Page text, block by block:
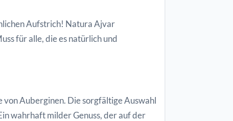
Aufstrich! Natura Ajvar
für alle, die es natürlich und
Auberginen. Die sorgfältige Auswahl
wahrhaft milder Genuss, der auf der